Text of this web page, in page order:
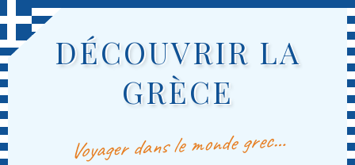
DÉCOUVRIR LA
GRÈCE
Voyager dans le monde grec…